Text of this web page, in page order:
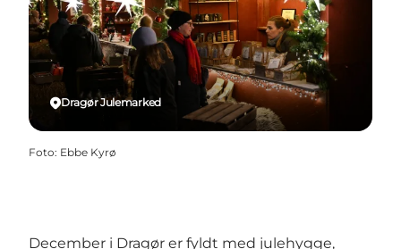
Dragør Julemarked
Foto: Ebbe Kyrø
December i Dragør er fyldt med julehygge,